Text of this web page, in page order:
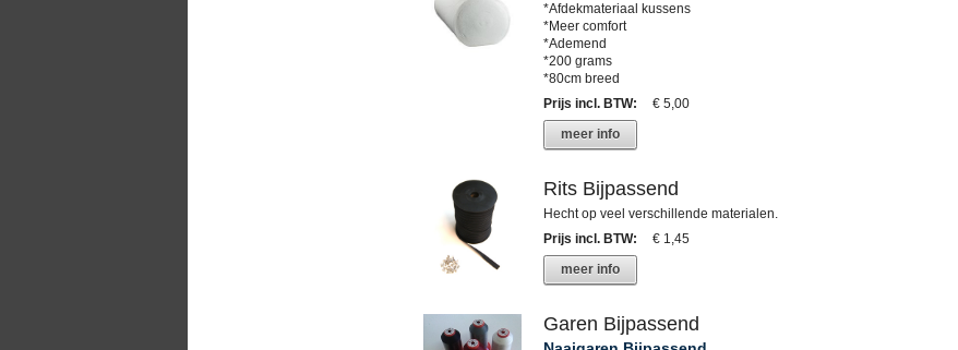
*Afdekmateriaal kussens
*Meer comfort
*Ademend
*200 grams
*80cm breed
Prijs incl. BTW:
€ 5,00
meer info
Rits Bijpassend
Hecht op veel verschillende materialen.
Prijs incl. BTW:
€ 1,45
meer info
Garen Bijpassend